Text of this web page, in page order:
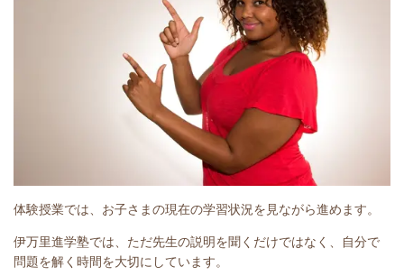
体験授業では、お子さまの現在の学習状況を見ながら進めます。
伊万里進学塾では、ただ先生の説明を聞くだけではなく、自分で
問題を解く時間を大切にしています。